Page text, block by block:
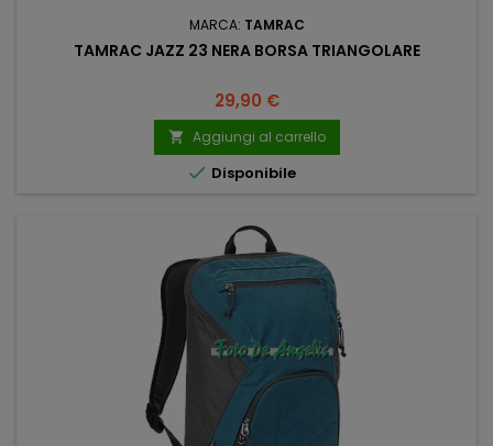
MARCA: TAMRAC
TAMRAC JAZZ 23 NERA BORSA TRIANGOLARE
Prezzo
29,90 €
 Aggiungi al carrello
 Disponibile